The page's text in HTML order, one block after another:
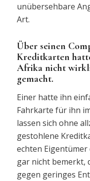
unübersehbare
Art.
Über seinen
Kreditkarten
Afrika nicht
gemacht.
Einer hatte ihn
Fahrkarte für ihn
lassen sich ohne
gestohlene
echten
gar nicht bemerkt,
gegen geringes